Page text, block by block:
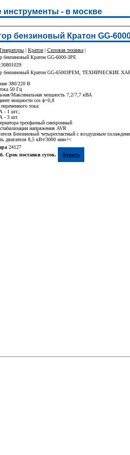
инструменты - в москве
бензиновый Кратон GG-
Генераторы | Кратон | Силовая техника |
бензиновый Кратон GG-6000-3РE
бензиновый Кратон GG-65003РEM, ТЕХНИЧЕСКИЕ
380/220 В
50 Гц
Максимальная мощность 7,2/7,7 кВА
мощности cos ϕ=0,8
тока:
- 1 шт.;
- 3 шт.
трехфазный синхронный
напряжения AVR
Бензиновый четырехтактный с воздушным
двигателя 8,5 кВт/3000 мин-¹<
24127
Срок поставки суток.
Купить